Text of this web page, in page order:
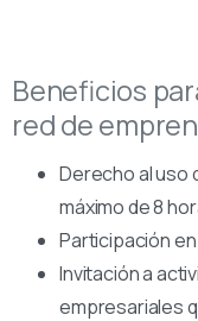
Beneficios
red de
Derecho al uso
máximo de 8
Participación
Invitación a
empresariales